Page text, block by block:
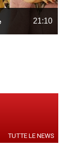
21:10
TUTTE LE NEWS